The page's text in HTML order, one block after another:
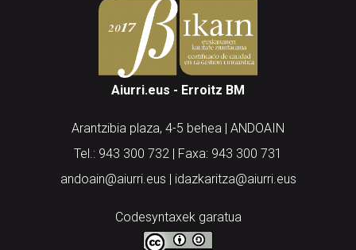
Aiurri.eus - Erroitz BM
Arantzibia plaza, 4-5 behea | ANDOAIN
Tel.: 943 300 732 | Faxa: 943 300 731
andoain@aiurri.eus | idazkaritza@aiurri.eus
Codesyntaxek garatua